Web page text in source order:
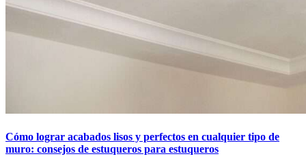
Cómo lograr acabados lisos y perfectos en cualquier tipo de
muro: consejos de estuqueros para estuqueros